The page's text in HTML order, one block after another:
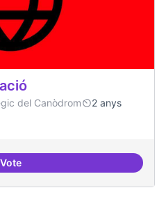
del Canòdrom
2 anys
VoteRecerca i re-avaluació